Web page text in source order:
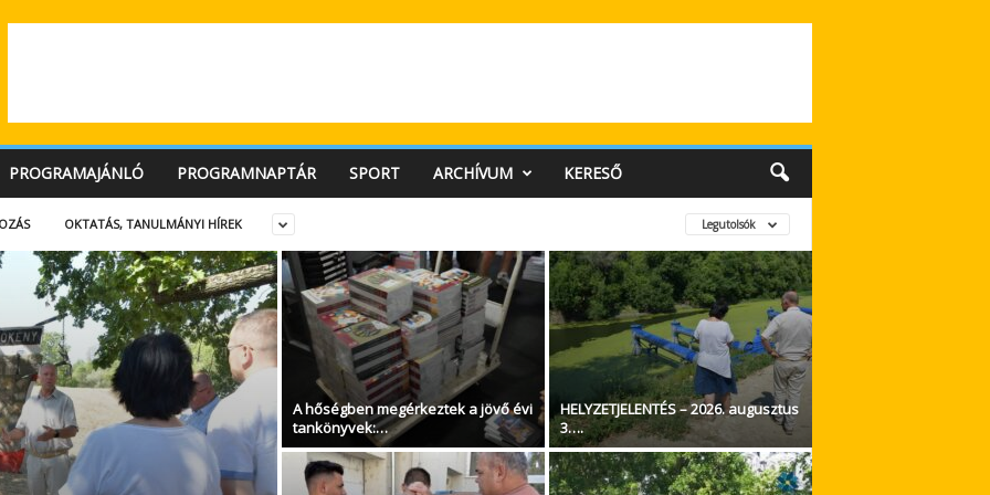
PROGRAMAJÁNLÓ PROGRAMNAPTÁR SPORT ARCHÍVUM KERESŐ
OKTATÁS, TANULMÁNYI HÍREK Legutolsók
A hőségben megérkeztek a jövő évi
tankönyvek:…
HELYZETJELENTÉS – 2026. augusztus
3….